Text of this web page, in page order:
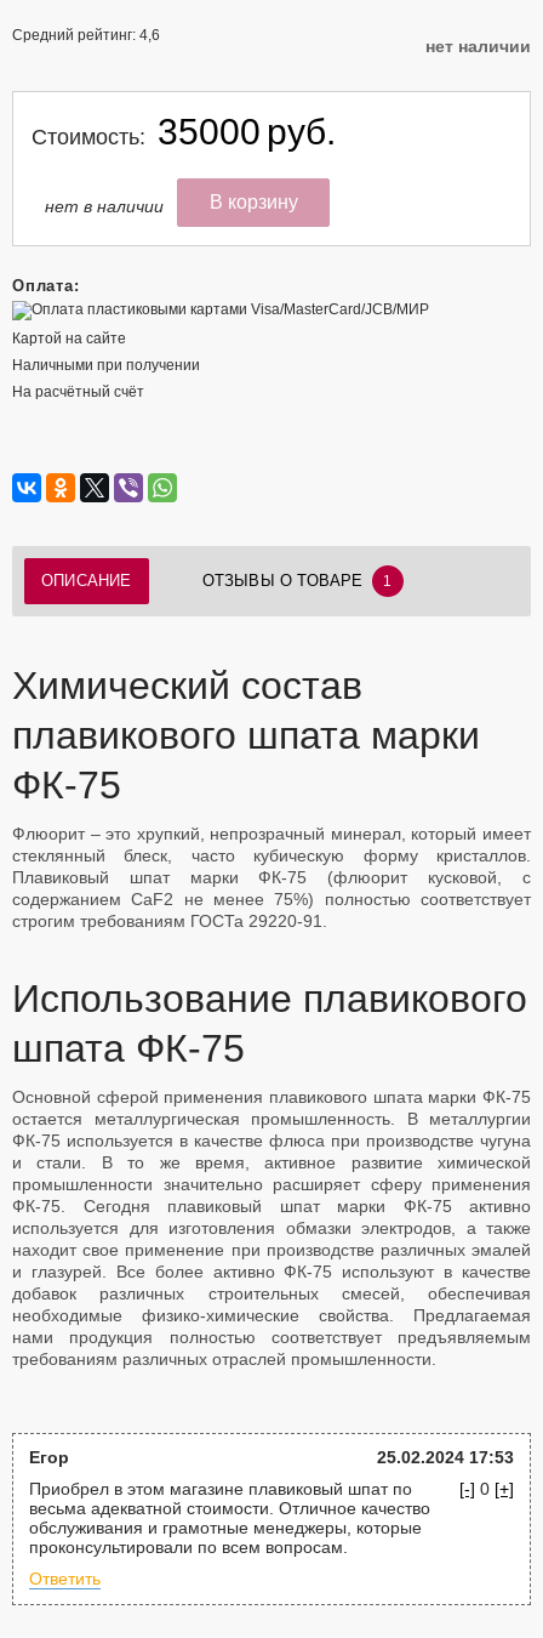
Средний рейтинг: 4,6
нет наличии
Стоимость: 35000 руб.
нет в наличии
Оплата:
Картой на сайте
Наличными при получении
На расчётный счёт
ОПИСАНИЕ ОТЗЫВЫ О ТОВАРЕ 1
Химический состав
плавикового шпата марки
ФК-75
Флюорит – это хрупкий, непрозрачный минерал, который имеет
стеклянный блеск, часто кубическую форму кристаллов.
Плавиковый шпат марки ФК-75 (флюорит кусковой, с
содержанием CaF2 не менее 75%) полностью соответствует
строгим требованиям ГОСТа 29220-91.
Использование плавикового
шпата ФК-75
Основной сферой применения плавикового шпата марки ФК-75
остается металлургическая промышленность. В металлургии
ФК-75 используется в качестве флюса при производстве чугуна
и стали. В то же время, активное развитие химической
промышленности значительно расширяет сферу применения
ФК-75. Сегодня плавиковый шпат марки ФК-75 активно
используется для изготовления обмазки электродов, а также
находит свое применение при производстве различных эмалей
и глазурей. Все более активно ФК-75 используют в качестве
добавок различных строительных смесей, обеспечивая
необходимые физико-химические свойства. Предлагаемая
нами продукция полностью соответствует предъявляемым
требованиям различных отраслей промышленности.
Егор
25.02.2024 17:53
[-] 0 [+]
Приобрел в этом магазине плавиковый шпат по
весьма адекватной стоимости. Отличное качество
обслуживания и грамотные менеджеры, которые
проконсультировали по всем вопросам.
Ответить